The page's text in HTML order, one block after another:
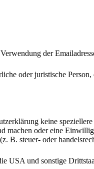
der
oder juristische
keine
machen oder eine
B. steuer- oder
USA und sonstige